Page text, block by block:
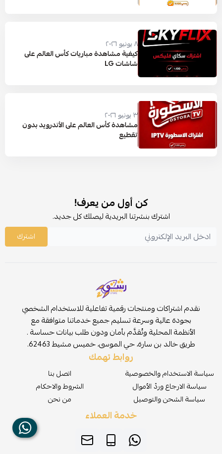
٨ يونيو ٢٠٢٦
كيفية مشاهدة مباريات كأس العالم على
شاشات LG
٣ يونيو ٢٠٢٦
مشاهدة كأس العالم على الأندرويد بدون
تقطيع
كن أول من يعرف!
اشترك بنشرتنا البريدية ليصلك كل جديد.
اشترك
نقدم اشتراكات ومنتجات رقمية تفاعلية للاستخدام الشخصي
بجودة عالية وسرعة تسليم جميع خدماتنا متوافقة مع
الأنظمة المحلية وتُقدَّم بأمان ودون طلب بيانات حساسة .
طريق خالد بن سارة، حي الموسى، خميس مشيط 62463.
روابط تهمك
سياسة الاستخدام والخصوصية
سياسة الارجاع وردّ الأموال
سياسة الشحن والتوصيل
اتصل بنا
الشروط والاحكام
من نحن
خدمة العملاء